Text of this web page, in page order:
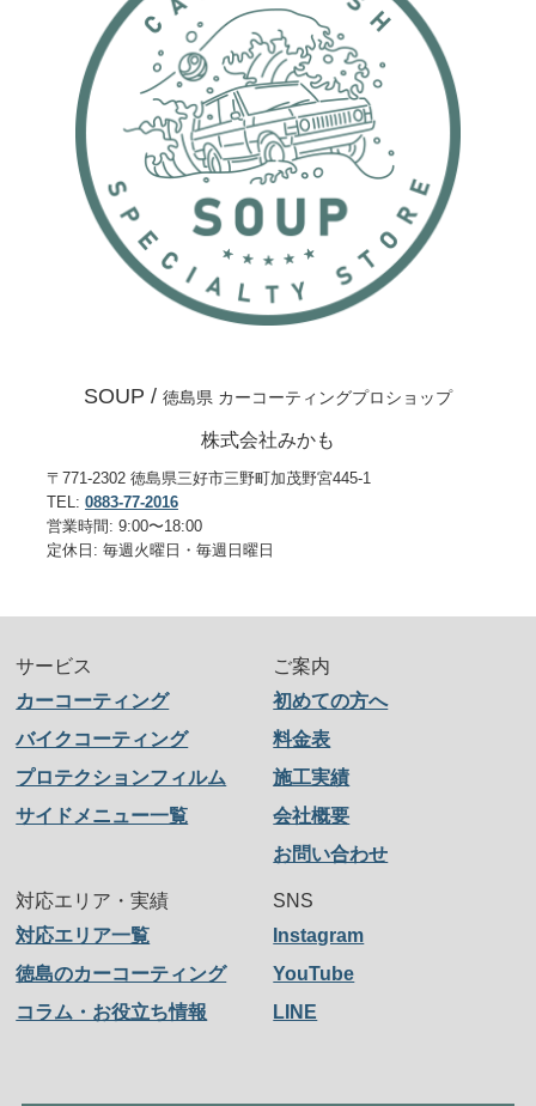
SOUP / 徳島県 カーコーティングプロショップ
株式会社みかも
〒771-2302 徳島県三好市三野町加茂野宮445-1
TEL: 0883-77-2016
営業時間: 9:00〜18:00
定休日: 毎週火曜日・毎週日曜日
サービス
カーコーティング
バイクコーティング
プロテクションフィルム
サイドメニュー一覧
ご案内
初めての方へ
料金表
施工実績
会社概要
お問い合わせ
対応エリア・実績
対応エリア一覧
徳島のカーコーティング
コラム・お役立ち情報
SNS
Instagram
YouTube
LINE